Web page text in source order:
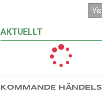
AKTUELLT
KOMMANDE